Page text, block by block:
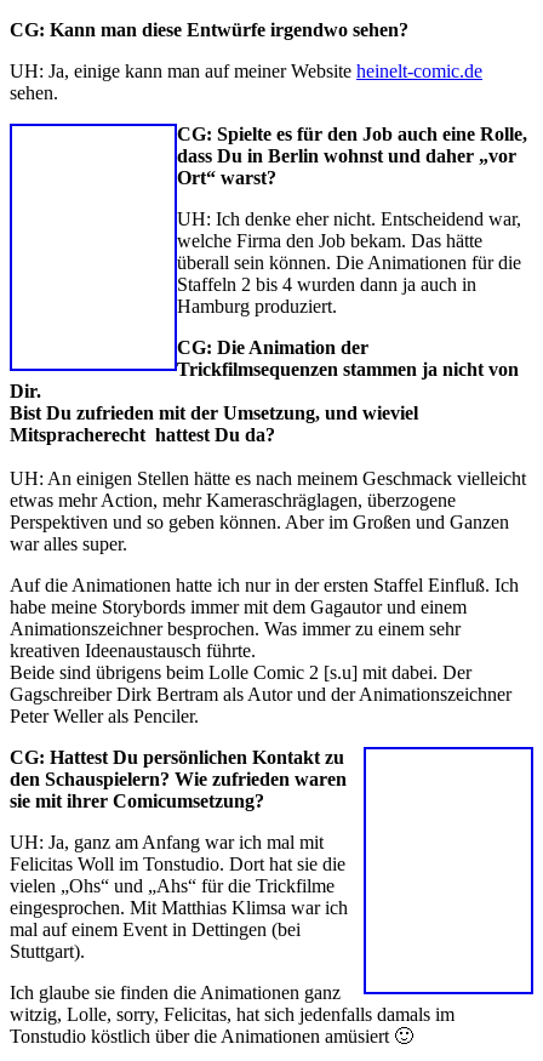
CG: Kann man diese Entwürfe irgendwo sehen?
UH: Ja, einige kann man auf meiner Website heinelt-comic.de
sehen.
CG: Spielte es für den Job auch eine Rolle,
dass Du in Berlin wohnst und daher „vor
Ort“ warst?
UH: Ich denke eher nicht. Entscheidend war,
welche Firma den Job bekam. Das hätte
überall sein können. Die Animationen für die
Staffeln 2 bis 4 wurden dann ja auch in
Hamburg produziert.
CG: Die Animation der
Trickfilmsequenzen stammen ja nicht von
Dir.
Bist Du zufrieden mit der Umsetzung, und wieviel
Mitspracherecht hattest Du da?
UH: An einigen Stellen hätte es nach meinem Geschmack vielleicht
etwas mehr Action, mehr Kameraschräglagen, überzogene
Perspektiven und so geben können. Aber im Großen und Ganzen
war alles super.
Auf die Animationen hatte ich nur in der ersten Staffel Einfluß. Ich
habe meine Storybords immer mit dem Gagautor und einem
Animationszeichner besprochen. Was immer zu einem sehr
kreativen Ideenaustausch führte.
Beide sind übrigens beim Lolle Comic 2 [s.u] mit dabei. Der
Gagschreiber Dirk Bertram als Autor und der Animationszeichner
Peter Weller als Penciler.
CG: Hattest Du persönlichen Kontakt zu
den Schauspielern? Wie zufrieden waren
sie mit ihrer Comicumsetzung?
UH: Ja, ganz am Anfang war ich mal mit
Felicitas Woll im Tonstudio. Dort hat sie die
vielen „Ohs“ und „Ahs“ für die Trickfilme
eingesprochen. Mit Matthias Klimsa war ich
mal auf einem Event in Dettingen (bei
Stuttgart).
Ich glaube sie finden die Animationen ganz
witzig, Lolle, sorry, Felicitas, hat sich jedenfalls damals im
Tonstudio köstlich über die Animationen amüsiert 🙂